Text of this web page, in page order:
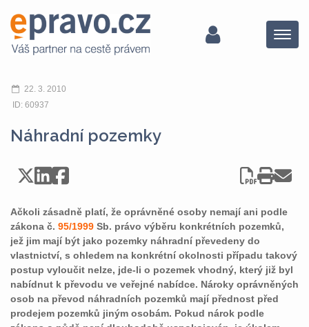
Menu
22. 3. 2010
ID: 60937
Náhradní pozemky
Ačkoli zásadně platí, že oprávněné osoby nemají ani podle
zákona č. 95/1999 Sb. právo výběru konkrétních pozemků,
jež jim mají být jako pozemky náhradní převedeny do
vlastnictví, s ohledem na konkrétní okolnosti případu takový
postup vyloučit nelze, jde-li o pozemek vhodný, který již byl
nabídnut k převodu ve veřejné nabídce. Nároky oprávněných
osob na převod náhradních pozemků mají přednost před
prodejem pozemků jiným osobám. Pokud nárok podle